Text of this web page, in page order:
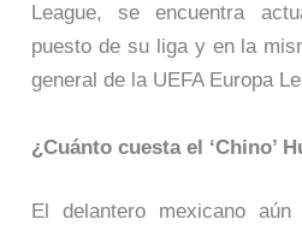
League, se encuentra
puesto de su liga y en la
general de la UEFA Europa
¿Cuánto cuesta el ‘Chino’
El delantero mexicano